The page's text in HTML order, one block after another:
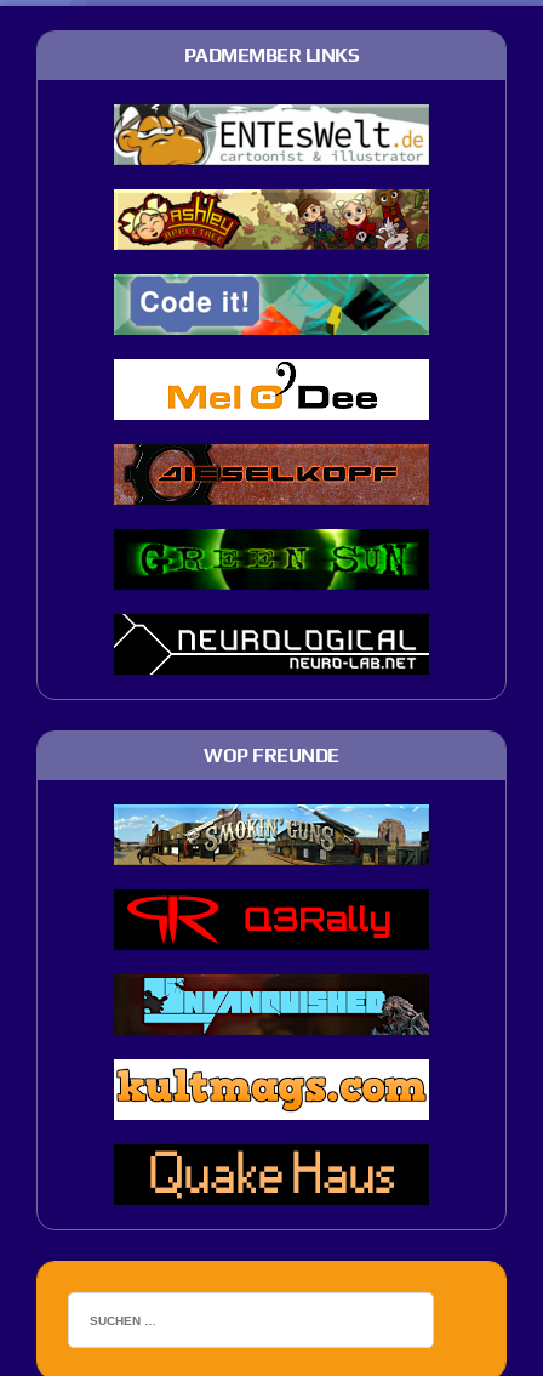
PADMEMBER LINKS
WOP FREUNDE